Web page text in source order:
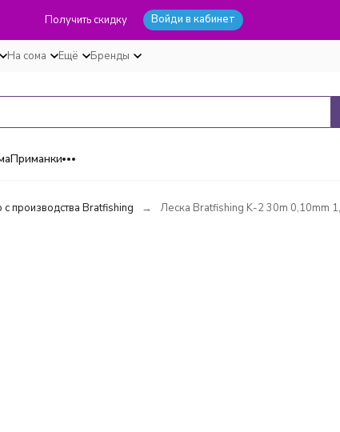
Получить скидку Войди в кабинет
На сома Ещё Бренды
Приманки
с производства Bratfishing Леска Bratfishing K-2 30m 0,10mm